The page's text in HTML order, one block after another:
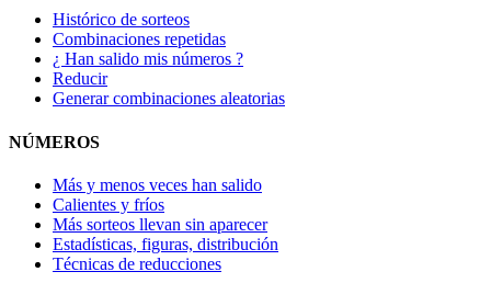
Histórico de sorteos
Combinaciones repetidas
¿ Han salido mis números ?
Reducir
Generar combinaciones aleatorias
NÚMEROS
Más y menos veces han salido
Calientes y fríos
Más sorteos llevan sin aparecer
Estadísticas, figuras, distribución
Técnicas de reducciones